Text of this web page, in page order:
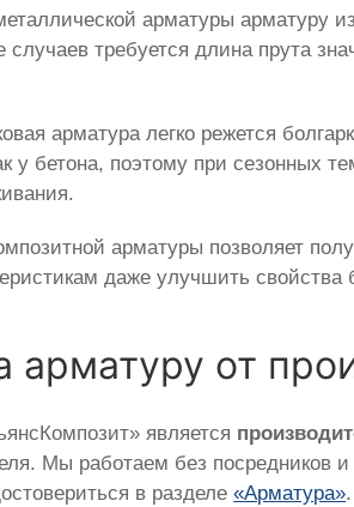
арматуры арматуру
случаев требуется длина прута
арматура легко режется
у бетона, поэтому при сезонных
арматуры позволяет
даже улучшить свойства
арматуру от
является
Мы работаем без посредников
в разделе«Арматура»